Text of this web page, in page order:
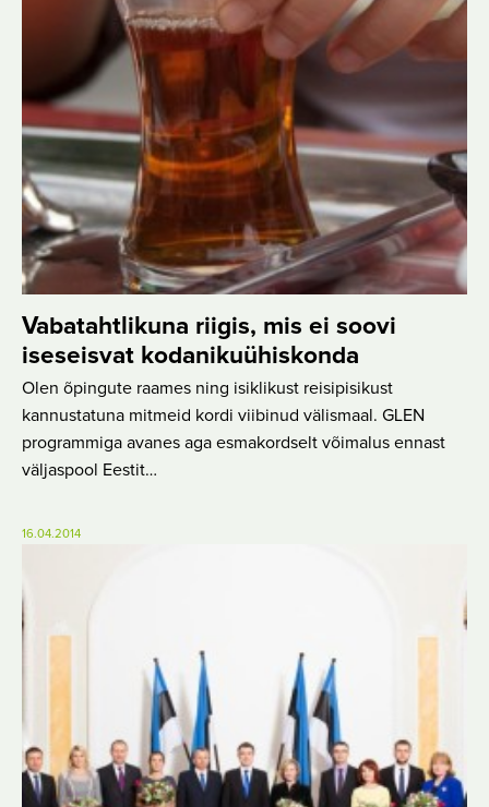
Vabatahtlikuna riigis, mis ei soovi
iseseisvat kodanikuühiskonda
Olen õpingute raames ning isiklikust reisipisikust
kannustatuna mitmeid kordi viibinud välismaal. GLEN
programmiga avanes aga esmakordselt võimalus ennast
väljaspool Eestit…
16.04.2014